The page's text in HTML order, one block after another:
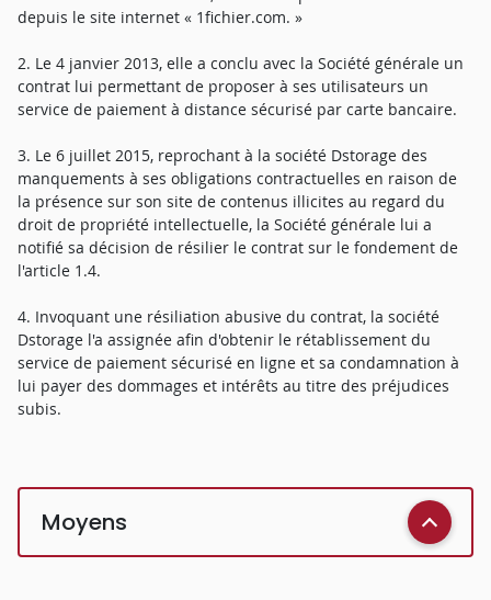
depuis le site internet « 1fichier.com. »
2. Le 4 janvier 2013, elle a conclu avec la Société générale un
contrat lui permettant de proposer à ses utilisateurs un
service de paiement à distance sécurisé par carte bancaire.
3. Le 6 juillet 2015, reprochant à la société Dstorage des
manquements à ses obligations contractuelles en raison de
la présence sur son site de contenus illicites au regard du
droit de propriété intellectuelle, la Société générale lui a
notifié sa décision de résilier le contrat sur le fondement de
l'article 1.4.
4. Invoquant une résiliation abusive du contrat, la société
Dstorage l'a assignée afin d'obtenir le rétablissement du
service de paiement sécurisé en ligne et sa condamnation à
lui payer des dommages et intérêts au titre des préjudices
subis.
Moyens